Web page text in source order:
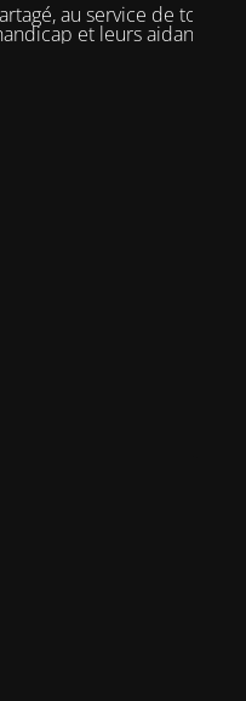
au service de toutes
et leurs aidants.